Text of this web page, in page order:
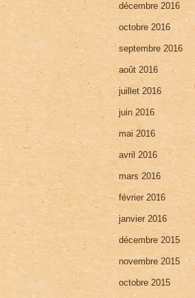
décembre 2016
octobre 2016
septembre 2016
août 2016
juillet 2016
juin 2016
mai 2016
avril 2016
mars 2016
février 2016
janvier 2016
décembre 2015
novembre 2015
octobre 2015